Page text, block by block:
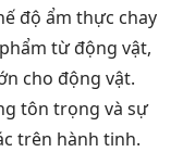
độ ẩm thực chay
từ động vật,
cho động vật.
tôn trọng và sự
trên hành tinh.